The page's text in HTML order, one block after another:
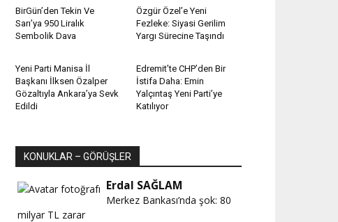
BirGün’den Tekin Ve
Sarı’ya 950 Liralık
Sembolik Dava
Özgür Özel’e Yeni
Fezleke: Siyasi Gerilim
Yargı Sürecine Taşındı
Yeni Parti Manisa İl
Başkanı İlksen Özalper
Gözaltıyla Ankara’ya Sevk
Edildi
Edremit’te CHP’den Bir
İstifa Daha: Emin
Yalçıntaş Yeni Parti’ye
Katılıyor
KONUKLAR – GÖRÜŞLER
Erdal SAĞLAM
Merkez Bankası’nda şok: 80
milyar TL zarar